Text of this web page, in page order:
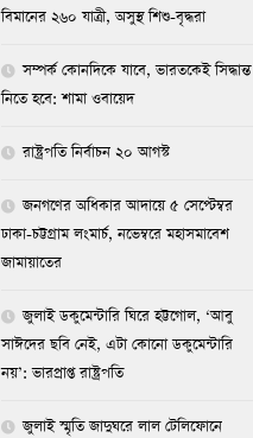
বিমানের ২৬০ যাত্রী, অসুস্থ শিশু-বৃদ্ধরা
সম্পর্ক কোনদিকে যাবে, ভারতকেই সিদ্ধান্ত
নিতে হবে: শামা ওবায়েদ
রাষ্ট্রপতি নির্বাচন ২০ আগস্ট
জনগণের অধিকার আদায়ে ৫ সেপ্টেম্বর
ঢাকা-চট্টগ্রাম লংমার্চ, নভেম্বরে মহাসমাবেশ
জামায়াতের
জুলাই ডকুমেন্টারি ঘিরে হট্টগোল, ‘আবু
সাঈদের ছবি নেই, এটা কোনো ডকুমেন্টারি
নয়’: ভারপ্রাপ্ত রাষ্ট্রপতি
জুলাই স্মৃতি জাদুঘরে লাল টেলিফোনে